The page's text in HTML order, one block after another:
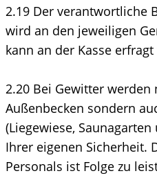
2.19 Der verantwortliche
wird an den jeweiligen
kann an der Kasse
2.20 Bei Gewitter
Außenbecken sondern
(Liegewiese,
Ihrer eigenen Sicherheit.
Personals ist Folge zu